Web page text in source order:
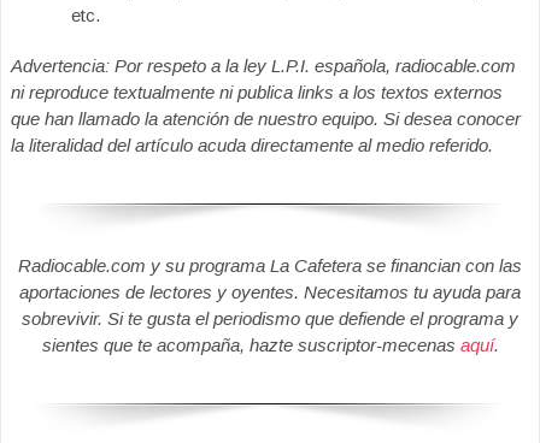
etc.
Advertencia: Por respeto a la ley L.P.I. española, radiocable.com
ni reproduce textualmente ni publica links a los textos externos
que han llamado la atención de nuestro equipo. Si desea conocer
la literalidad del artículo acuda directamente al medio referido.
Radiocable.com y su programa La Cafetera se financian con las
aportaciones de lectores y oyentes. Necesitamos tu ayuda para
sobrevivir. Si te gusta el periodismo que defiende el programa y
sientes que te acompaña, hazte suscriptor-mecenas aquí.